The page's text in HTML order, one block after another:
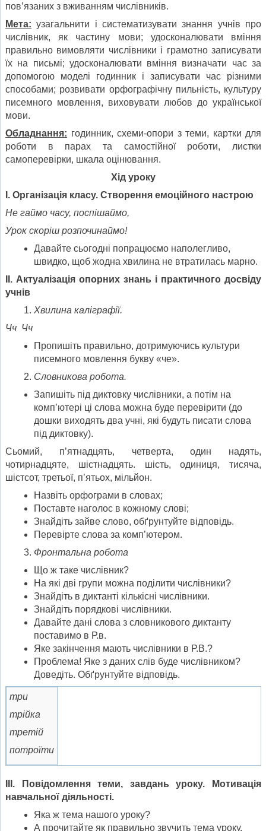
пов’язаних з вживанням числівників.
Мета: узагальнити і систематизувати знання учнів про
числівник, як частину мови; удосконалювати вміння
правильно вимовляти числівники і грамотно записувати
їх на письмі; удосконалювати вміння визначати час за
допомогою моделі годинник і записувати час різними
способами; розвивати орфографічну пильність, культуру
писемного мовлення, виховувати любов до української
мови.
Обладнання: годинник, схеми-опори з теми, картки для
роботи в парах та самостійної роботи, листки
самоперевірки, шкала оцінювання.
Хід уроку
І. Організація класу. Створення емоційного настрою
Не гаймо часу, поспішаймо,
Урок скоріш розпочинаймо!
Давайте сьогодні попрацюємо наполегливо,
швидко, щоб жодна хвилина не втратилась марно.
ІІ. Актуалізація опорних знань і практичного досвіду
учнів
Хвилина каліграфії.
Чч Чч
Пропишіть правильно, дотримуючись культури
писемного мовлення букву «че».
Словникова робота.
Запишіть під диктовку числівники, а потім на
комп’ютері ці слова можна буде перевірити (до
дошки виходять два учні, які будуть писати слова
під диктовку).
Сьомий, п’ятнадцять, четверта, один надять,
чотирнадцяте, шістнадцять. шість, одиниця, тисяча,
шістсот, третьої, п’ятьох, мільйон.
Назвіть орфограми в словах;
Поставте наголос в кожному слові;
Знайдіть зайве слово, обґрунтуйте відповідь.
Перевірте слова за комп’ютером.
Фронтальна робота
Що ж таке числівник?
На які дві групи можна поділити числівники?
Знайдіть в диктанті кількісні числівники.
Знайдіть порядкові числівники.
Давайте дані слова з словникового диктанту
поставимо в Р.в.
Яке закінчення мають числівники в Р.В.?
Проблема! Яке з даних слів буде числівником?
Доведіть. Обґрунтуйте відповідь.
три
трійка
третій
потроїти
ІІІ. Повідомлення теми, завдань уроку. Мотивація
навчальної діяльності.
Яка ж тема нашого уроку?
А прочитайте як правильно звучить тема уроку.